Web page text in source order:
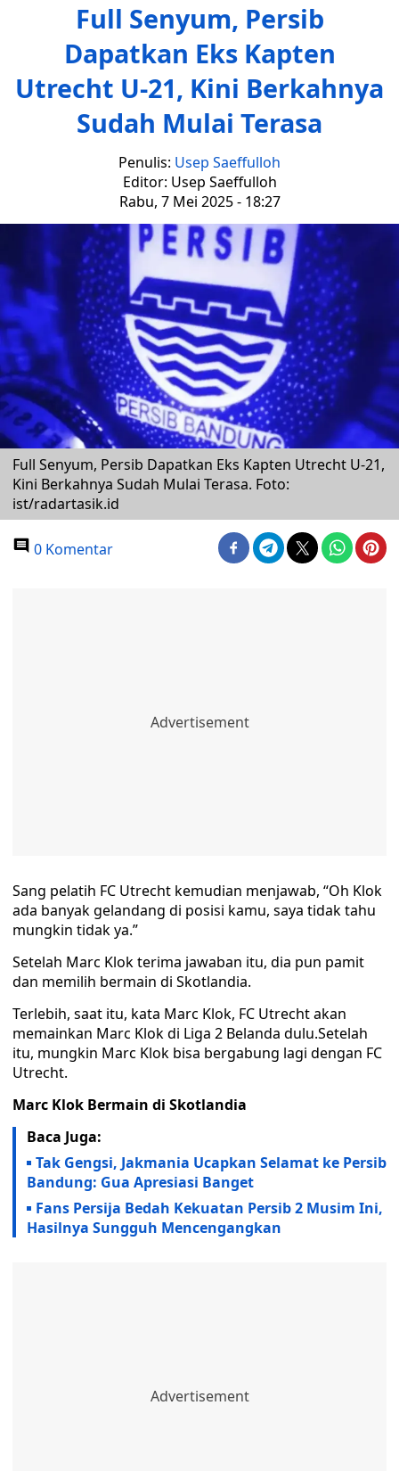
Full Senyum, Persib
Dapatkan Eks Kapten
Utrecht U-21, Kini Berkahnya
Sudah Mulai Terasa
Penulis: Usep Saeffulloh
Editor: Usep Saeffulloh
Rabu, 7 Mei 2025 - 18:27
Full Senyum, Persib Dapatkan Eks Kapten Utrecht U-21,
Kini Berkahnya Sudah Mulai Terasa. Foto:
ist/radartasik.id
0 Komentar
Sang pelatih FC Utrecht kemudian menjawab, “Oh Klok
ada banyak gelandang di posisi kamu, saya tidak tahu
mungkin tidak ya.”
Setelah Marc Klok terima jawaban itu, dia pun pamit
dan memilih bermain di Skotlandia.
Terlebih, saat itu, kata Marc Klok, FC Utrecht akan
memainkan Marc Klok di Liga 2 Belanda dulu.Setelah
itu, mungkin Marc Klok bisa bergabung lagi dengan FC
Utrecht.
Marc Klok Bermain di Skotlandia
Baca Juga:
Tak Gengsi, Jakmania Ucapkan Selamat ke Persib
Bandung: Gua Apresiasi Banget
Fans Persija Bedah Kekuatan Persib 2 Musim Ini,
Hasilnya Sungguh Mencengangkan